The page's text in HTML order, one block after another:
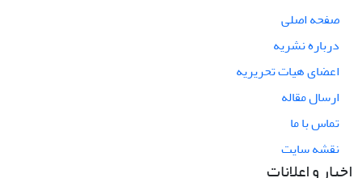
صفحه اصلی
درباره نشریه
اعضای هیات تحریریه
ارسال مقاله
تماس با ما
نقشه سایت
اخبار و اعلانات